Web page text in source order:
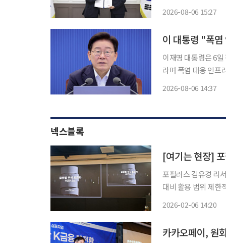
2026-08-06 15:27
이재명 대통령은 6
라며 폭염 대응 인프
2026-08-06 14:37
넥스블록
포필러스 김유경 리
대비 활용 범위 제한
2026-02-06 14:20